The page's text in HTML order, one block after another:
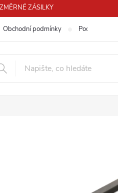
ZÁSILKY
Obchodní podmínky Podmínky